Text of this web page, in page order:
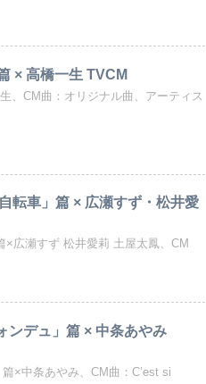
× 高橋一生 TVCM
、CM曲：オリジナル曲、アーティス
転車」篇 × 広瀬すず・松井愛
広瀬すず 松井愛莉 土屋太鳳、CM
ンデュ」篇 × 中条あやみ
×中条あやみ、CM曲：C’est si